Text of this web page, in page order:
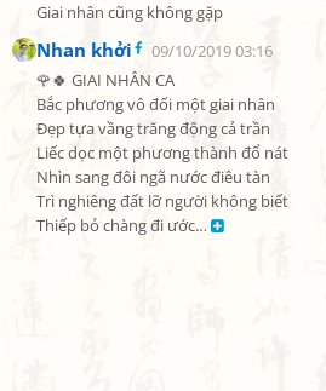
Giai nhân cũng không gặp
Nhan khởi
09/10/2019 03:16
🌹🍀 GIAI NHÂN CA
Bắc phương vô đối một giai nhân
Đẹp tựa vầng trăng động cả trần
Liếc dọc một phương thành đổ nát
Nhìn sang đôi ngã nước điêu tàn
Trì nghiêng đất lỡ người không biết
Thiếp bỏ chàng đi ước…